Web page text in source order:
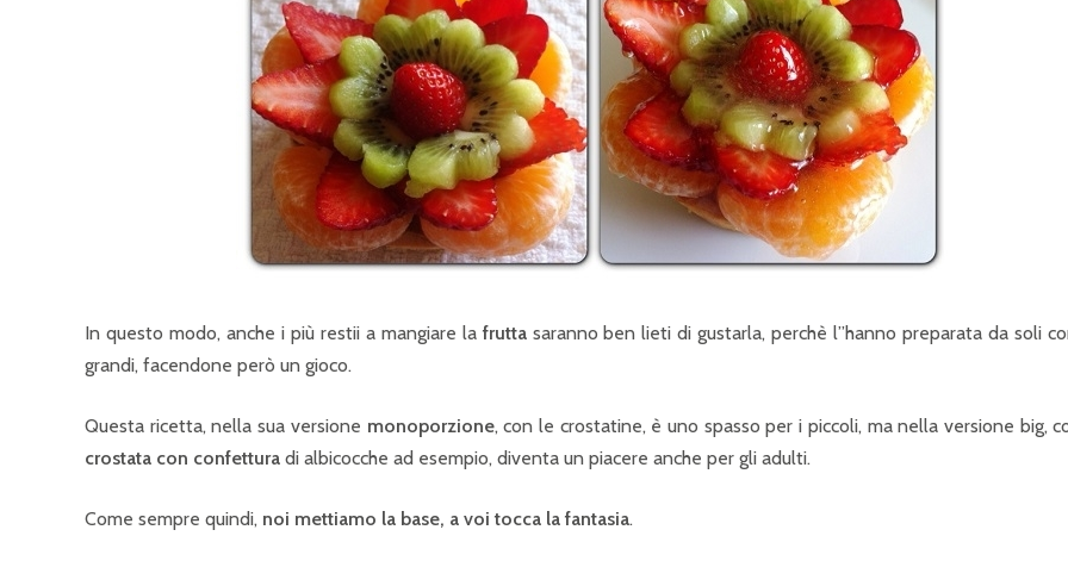
In questo modo, anche i più restii a mangiare la fruttasaranno ben lieti di gustarla, perchè l”hanno preparata da soli
grandi, facendone però un gioco.
Questa ricetta, nella sua versione monoporzione, con le crostatine, è uno spasso per i piccoli, ma nella versione big,
crostata con confettura di albicocche ad esempio, diventa un piacere anche per gli adulti.
Come sempre quindi, noi mettiamo la base, a voi tocca la fantasia.